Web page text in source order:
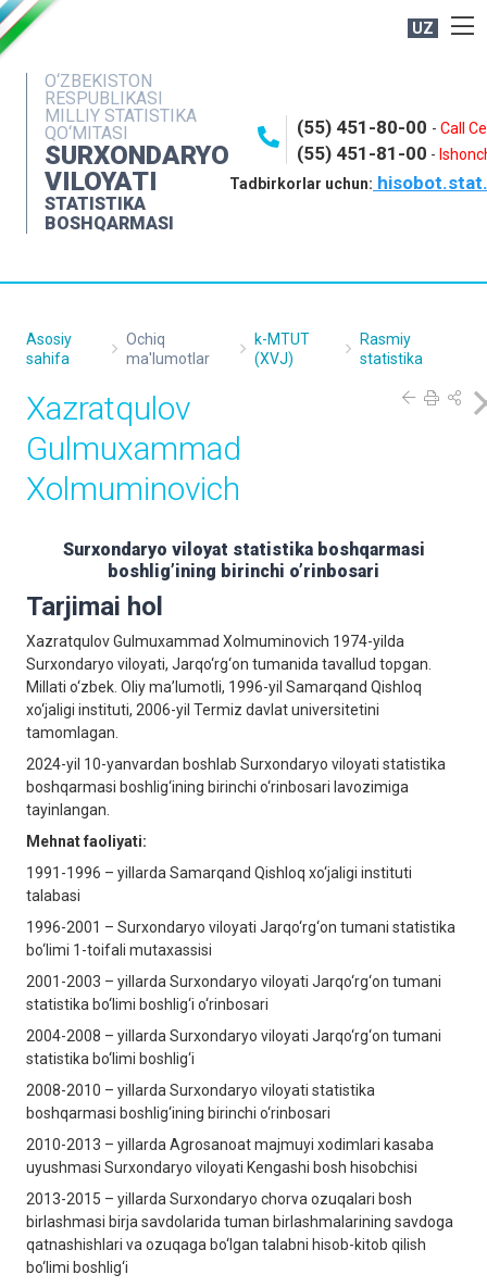
UZ
O‘ZBEKISTON
RESPUBLIKASI
MILLIY STATISTIKA
QO‘MITASI
SURXONDARYO
VILOYATI
STATISTIKA
BOSHQARMASI
(55) 451-80-00 -Call
(55) 451-81-00 -
Tadbirkorlar uchun:
OCHIQ MA'LUMOTLAR
NASHRLAR
INTERAKTIV XIZMATLAR
MATBUOT XIZMATI
Asosiy
sahifa
Ochiq
ma'lumotlar
k-MTUT
(XVJ)
Rasmiy
statistika
Xazratqulov
Gulmuxammad
Xolmuminovich
Surxondaryo viloyat statistika boshqarmasi
boshligʼining birinchi oʼrinbosari
Tarjimai hol
Xazratqulov Gulmuxammad Xolmuminovich 1974-yilda
Surxondaryo viloyati, Jarqo‘rg‘on tumanida tavallud topgan.
Millati o‘zbek. Oliy ma’lumotli, 1996-yil Samarqand Qishloq
xo‘jaligi instituti, 2006-yil Termiz davlat universitetini
tamomlagan.
2024-yil 10-yanvardan boshlab Surxondaryo viloyati statistika
boshqarmasi boshlig‘ining birinchi o‘rinbosari lavozimiga
tayinlangan.
Mehnat faoliyati:
1991-1996 – yillarda Samarqand Qishloq xo‘jaligi instituti
talabasi
1996-2001 – Surxondaryo viloyati Jarqo‘rg‘on tumani statistika
bo‘limi 1-toifali mutaxassisi
2001-2003 – yillarda Surxondaryo viloyati Jarqo‘rg‘on tumani
statistika bo‘limi boshlig‘i o‘rinbosari
2004-2008 – yillarda Surxondaryo viloyati Jarqo‘rg‘on tumani
statistika bo‘limi boshlig‘i
2008-2010 – yillarda Surxondaryo viloyati statistika
boshqarmasi boshlig‘ining birinchi o‘rinbosari
2010-2013 – yillarda Agrosanoat majmuyi xodimlari kasaba
uyushmasi Surxondaryo viloyati Kеngashi bosh hisobchisi
2013-2015 – yillarda Surxondaryo chorva ozuqalari bosh
birlashmasi birja savdolarida tuman birlashmalarining savdoga
qatnashishlari va ozuqaga bo‘lgan talabni hisob-kitob qilish
bo‘limi boshlig‘i